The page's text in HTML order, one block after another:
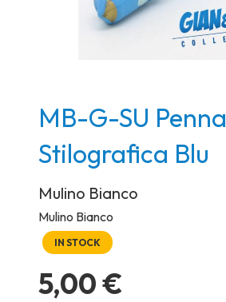
Skip
to
the
beginning
of
the
images
gallery
MB-G-SU Penna
Stilografica Blu
Mulino Bianco
Mulino Bianco
IN STOCK
5,00 €